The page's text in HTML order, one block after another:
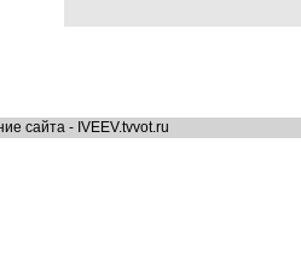
сайта - IVEEV.tvvot.ru